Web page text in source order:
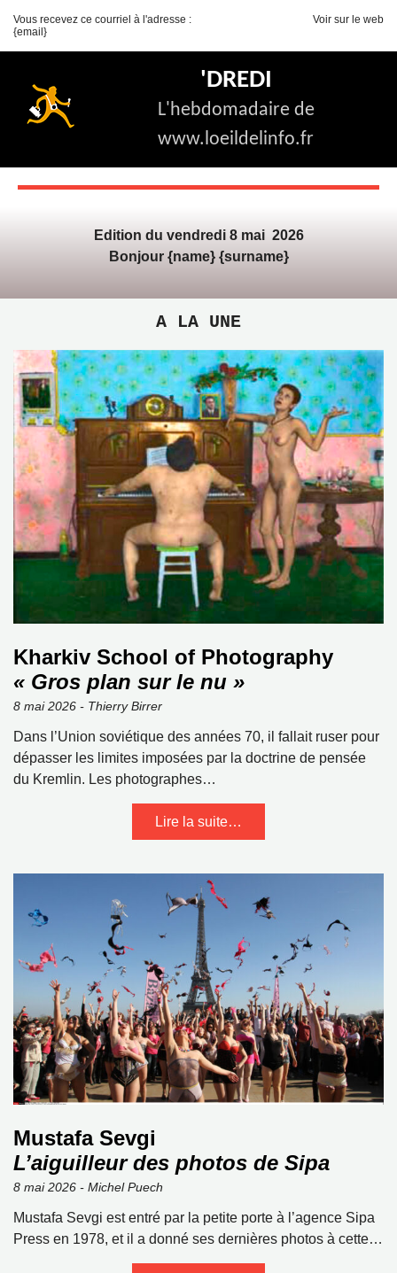
Vous recevez ce courriel à l'adresse :
{email}
Voir sur le web
'DREDI
L'hebdomadaire de
www.loeildelinfo.fr
Edition du vendredi 8 mai 2026
Bonjour {name} {surname}
A LA UNE
Kharkiv School of Photography
« Gros plan sur le nu »
8 mai 2026 - Thierry Birrer
Dans l’Union soviétique des années 70, il fallait ruser pour
dépasser les limites imposées par la doctrine de pensée
du Kremlin. Les photographes…
Lire la suite…
Mustafa Sevgi
L’aiguilleur des photos de Sipa
8 mai 2026 - Michel Puech
Mustafa Sevgi est entré par la petite porte à l’agence Sipa
Press en 1978, et il a donné ses dernières photos à cette…